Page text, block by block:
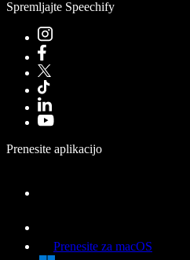
Spremljajte Speechify
Prenesite aplikacijo
Prenesite za macOS